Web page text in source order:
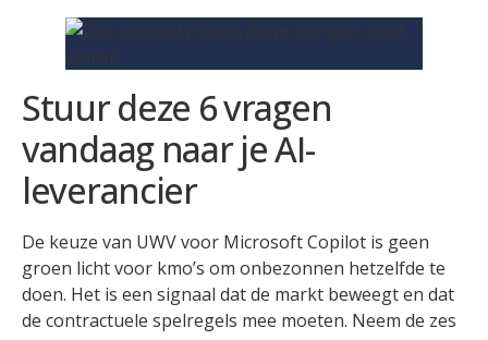
Stuur deze 6 vragen
vandaag naar je AI-
leverancier
De keuze van UWV voor Microsoft Copilot is geen
groen licht voor kmo’s om onbezonnen hetzelfde te
doen. Het is een signaal dat de markt beweegt en dat
de contractuele spelregels mee moeten. Neem de zes